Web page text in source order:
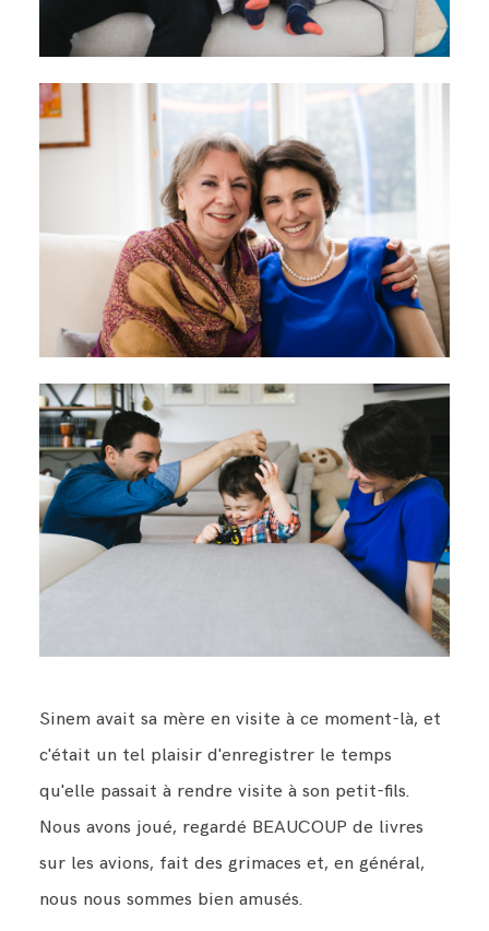
Sinem avait sa mère en visite à ce moment-là, et
c'était un tel plaisir d'enregistrer le temps
qu'elle passait à rendre visite à son petit-fils.
Nous avons joué, regardé BEAUCOUP de livres
sur les avions, fait des grimaces et, en général,
nous nous sommes bien amusés.